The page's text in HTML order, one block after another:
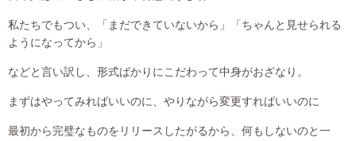
私たちでもつい、「まだできていないから」「ちゃんと見せられる
ようになってから」
などと言い訳し、形式ばかりにこだわって中身がおざなり。
まずはやってみればいいのに、やりながら変更すればいいのに
最初から完璧なものをリリースしたがるから、何もしないのと一